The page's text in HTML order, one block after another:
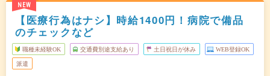
NEW
【医療行為はナシ】時給1400円！病院で備品
のチェックなど
職種未経験OK 交通費別途支給あり 土日祝日が休み WEB登録OK
派遣